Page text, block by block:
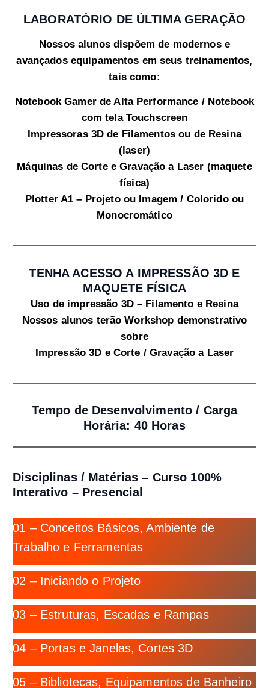
LABORATÓRIO DE ÚLTIMA GERAÇÃO
Nossos alunos dispõem de modernos e
avançados equipamentos em seus treinamentos,
tais como:
Notebook Gamer de Alta Performance / Notebook
com tela Touchscreen
Impressoras 3D de Filamentos ou de Resina
(laser)
Máquinas de Corte e Gravação a Laser (maquete
física)
Plotter A1 – Projeto ou Imagem / Colorido ou
Monocromático
TENHA ACESSO A IMPRESSÃO 3D E
MAQUETE FÍSICA
Uso de impressão 3D – Filamento e Resina
Nossos alunos terão Workshop demonstrativo
sobre
Impressão 3D e Corte / Gravação a Laser
Tempo de Desenvolvimento / Carga
Horária: 40 Horas
Disciplinas / Matérias – Curso 100%
Interativo – Presencial
01 – Conceitos Básicos, Ambiente de
Trabalho e Ferramentas
02 – Iniciando o Projeto
03 – Estruturas, Escadas e Rampas
04 – Portas e Janelas, Cortes 3D
05 – Bibliotecas, Equipamentos de Banheiro